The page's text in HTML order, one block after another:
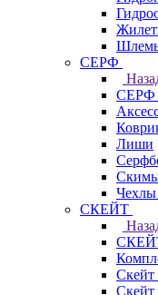
СЕРФ
СЕРФ
Лиши
СКЕЙТ
Скейт